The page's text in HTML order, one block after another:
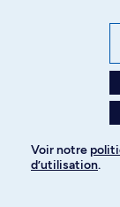
Poser une
Communiquer
Voir notre
d’utilisation.